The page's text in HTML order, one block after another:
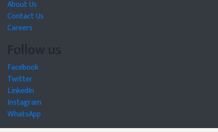
About Us
Contact Us
Careers
Follow us
Facebook
Twitter
LinkedIn
Instagram
WhatsApp